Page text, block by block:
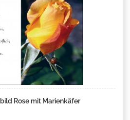
Rose mit Marienkäfer